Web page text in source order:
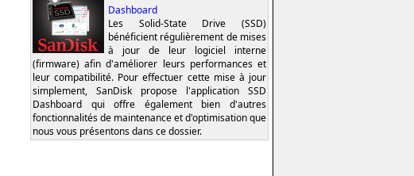
Dashboard
Les Solid-State Drive (SSD)
bénéficient régulièrement de mises
à jour de leur logiciel interne
(firmware) afin d'améliorer leurs performances et
leur compatibilité. Pour effectuer cette mise à jour
simplement, SanDisk propose l'application SSD
Dashboard qui offre également bien d'autres
fonctionnalités de maintenance et d'optimisation que
nous vous présentons dans ce dossier.